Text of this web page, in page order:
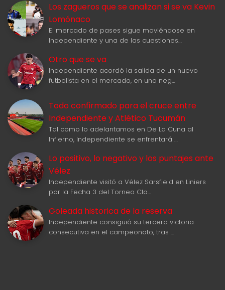
Los zagueros que se analizan si se va Kevin
Lomónaco
El mercado de pases sigue moviéndose en
Independiente y una de las cuestiones…
Otro que se va
Independiente acordó la salida de un nuevo
futbolista en el mercado, en una neg…
Todo confirmado para el cruce entre
Independiente y Atlético Tucumán
Tal como lo adelantamos en De La Cuna al
Infierno, Independiente se enfrentará …
Lo positivo, lo negativo y los puntajes ante
Vélez
Independiente visitó a Vélez Sarsfield en Liniers
por la Fecha 3 del Torneo Cla…
Goleada historica de la reserva
Independiente consiguió su tercera victoria
consecutiva en el campeonato, tras …